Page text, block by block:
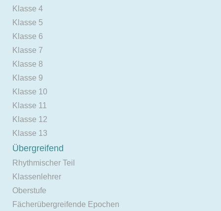
Klasse 4
Klasse 5
Klasse 6
Klasse 7
Klasse 8
Klasse 9
Klasse 10
Klasse 11
Klasse 12
Klasse 13
Übergreifend
Rhythmischer Teil
Klassenlehrer
Oberstufe
Fächerübergreifende Epochen